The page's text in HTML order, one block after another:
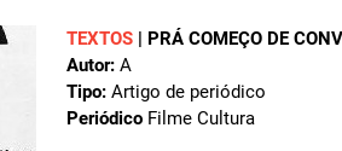
TEXTOS | PRÁ COMEÇO DE
Autor: A
Tipo: Artigo de periódico
Periódico Filme Cultura